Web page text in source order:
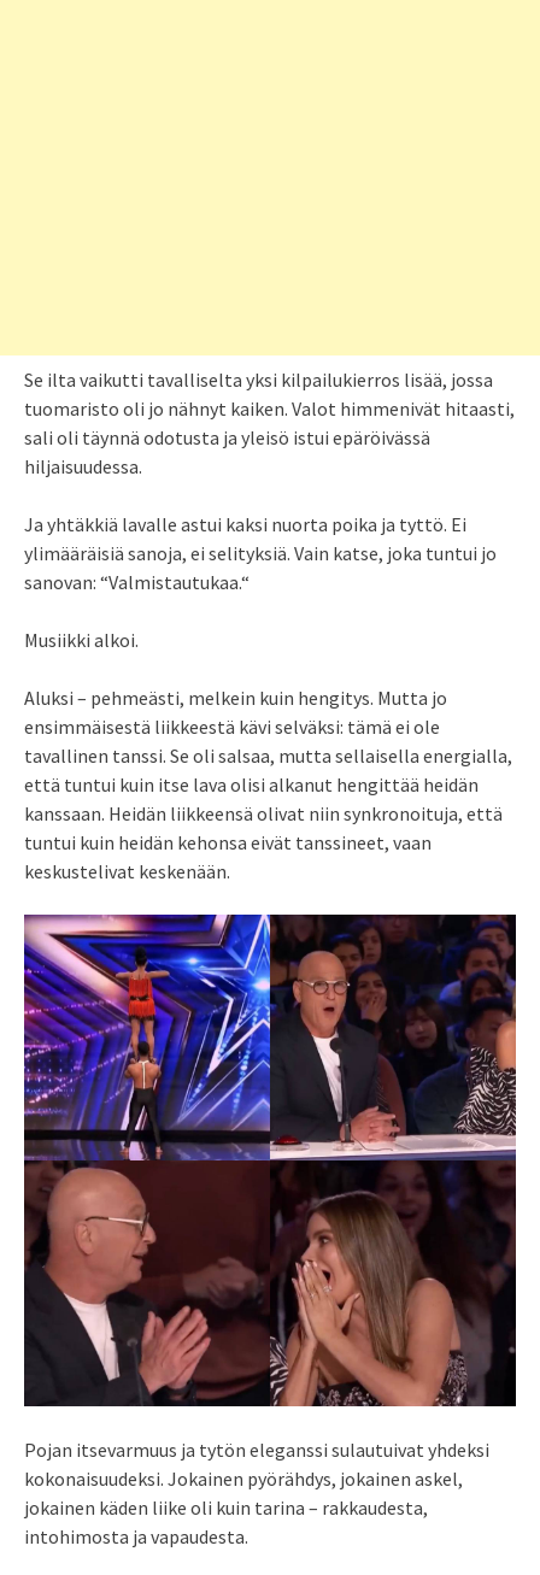
Se ilta vaikutti tavalliselta yksi kilpailukierros lisää, jossa
tuomaristo oli jo nähnyt kaiken. Valot himmenivät hitaasti,
sali oli täynnä odotusta ja yleisö istui epäröivässä
hiljaisuudessa.
Ja yhtäkkiä lavalle astui kaksi nuorta poika ja tyttö. Ei
ylimääräisiä sanoja, ei selityksiä. Vain katse, joka tuntui jo
sanovan: “Valmistautukaa.“
Musiikki alkoi.
Aluksi – pehmeästi, melkein kuin hengitys. Mutta jo
ensimmäisestä liikkeestä kävi selväksi: tämä ei ole
tavallinen tanssi. Se oli salsaa, mutta sellaisella energialla,
että tuntui kuin itse lava olisi alkanut hengittää heidän
kanssaan. Heidän liikkeensä olivat niin synkronoituja, että
tuntui kuin heidän kehonsa eivät tanssineet, vaan
keskustelivat keskenään.
Pojan itsevarmuus ja tytön eleganssi sulautuivat yhdeksi
kokonaisuudeksi. Jokainen pyörähdys, jokainen askel,
jokainen käden liike oli kuin tarina – rakkaudesta,
intohimosta ja vapaudesta.